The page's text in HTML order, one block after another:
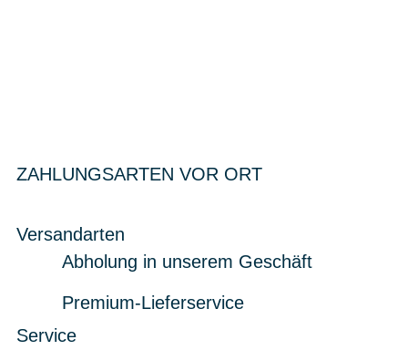
ZAHLUNGSARTEN VOR ORT
Versandarten
Abholung in unserem Geschäft
Premium-Lieferservice
Service